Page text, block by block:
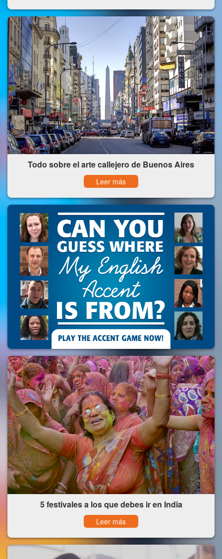
Todo sobre el arte callejero de Buenos Aires
Leer más
5 festivales a los que debes ir en India
Leer más